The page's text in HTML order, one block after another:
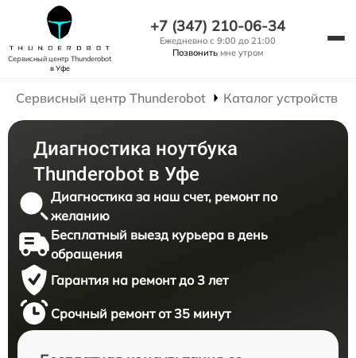
Сервисный центр Thunderobot
в Уфе
+7 (347) 210-06-34
Ежедневно с 9:00 до 21:00
Позвонить мне утром
Сервисный центр Thunderobot Каталог устройств
Диагностика ноутбука
Thunderobot в Уфе
Диагностика за наш счет, ремонт по
желанию
Бесплатный выезд курьера в день
обращения
Гарантия на ремонт до 3 лет
Срочный ремонт от 35 минут